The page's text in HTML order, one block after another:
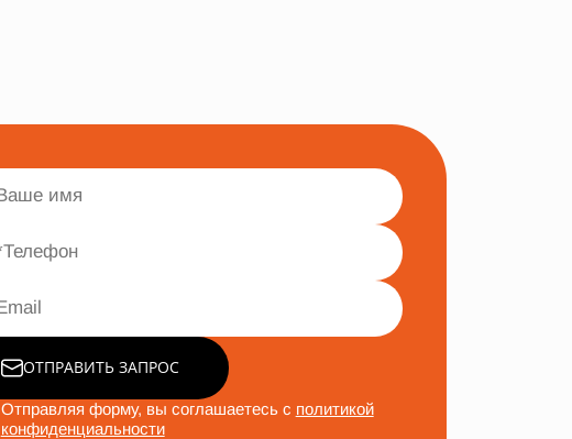
ОТПРАВИТЬ ЗАПРОС
Отправляя форму, вы соглашаетесь с политикой
конфиденциальности